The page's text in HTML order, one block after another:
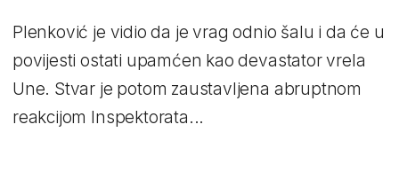
Plenković je vidio da je vrag odnio šalu i da će u
povijesti ostati upamćen kao devastator vrela
Une. Stvar je potom zaustavljena abruptnom
reakcijom Inspektorata...